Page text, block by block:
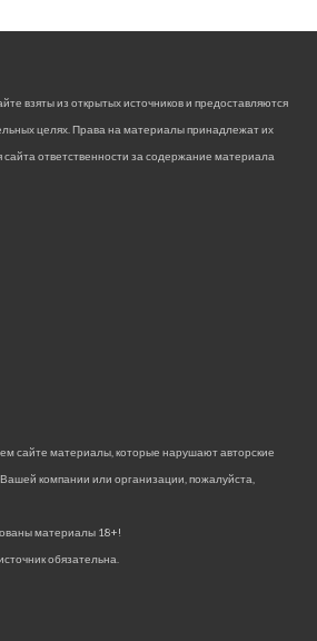
взяты из открытых источников и предоставляются
целях. Права на материалы принадлежат их
ответственности за содержание материала
сайте материалы, которые нарушают авторские
компании или организации, пожалуйста,
материалы 18+!
обязательна.